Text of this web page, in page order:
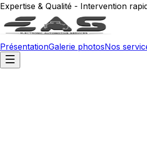
Expertise & Qualité - Intervention
PrésentationGalerie photosNos